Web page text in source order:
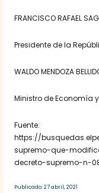
FRANCISCO RAFAEL
Presidente de la
WALDO MENDOZA
Ministro de Economía
Fuente:
https://
supremo-que-
decreto-supremo-n-
Publicado: 27 abril, 2021